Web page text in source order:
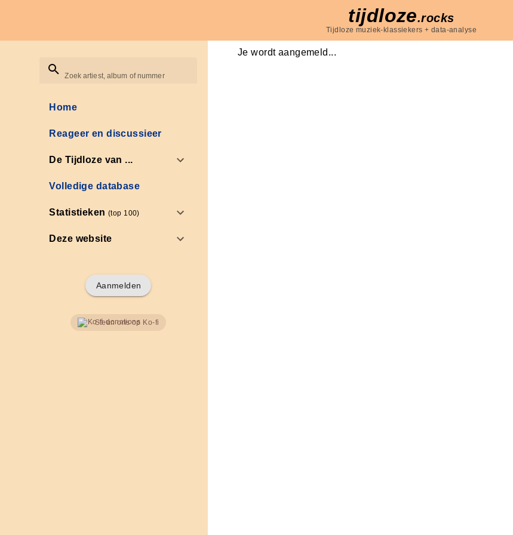
tijdloze.rocks
Tijdloze muziek-klassiekers + data-analyse
Zoek artiest, album of nummer
Home
Reageer en discussieer
De Tijdloze van ...
Volledige database
Statistieken(top 100)
Deze website
Aanmelden
Steun ons op Ko-fi
Je wordt aangemeld...